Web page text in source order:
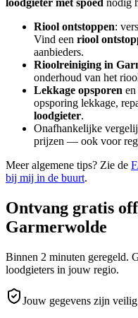
Riool ontstoppen:
Vind een riool
aanbieders.
Rioolreiniging in
onderhoud van het
Lekkage opsporen
opsporing lekkage,
loodgieter.
Onafhankelijke
prijzen — ook voor
Meer algemene tips? Zie de
bij mij in de buurt.
Ontvang gratis
Garmerwolde
Binnen 2 minuten geregeld.
loodgieters in jouw regio.
Jouw gegevens zijn veilig